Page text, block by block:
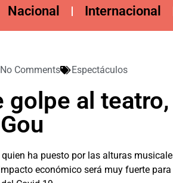
Nacional Internacional
No Comments Espectáculos
golpe al
ha puesto por las alturas
económico será muy fuerte